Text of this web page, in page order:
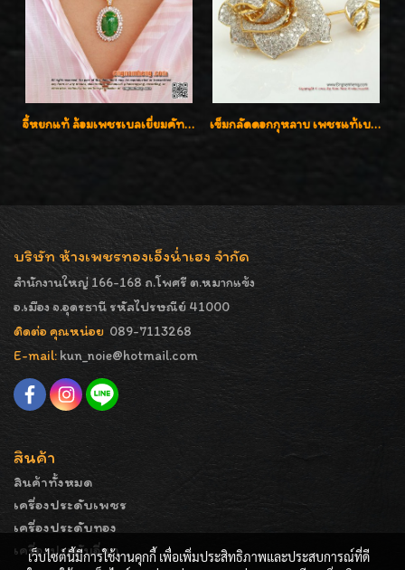
จี้หยกแท้ ล้อมเพชรเบลเยี่ยมคัท ราคาพิเศษไม่แพงค่ะ เข็มกลัดดอกกุหลาบ เพชรแท้เบลเยี่ยมคัต งานปราณีตค่ะ
บริษัท ห้างเพชรทองเอ็งน่ำเฮง จำกัด
สำนักงานใหญ่ 166-168 ถ.โพศรี ต.หมากแข้ง
อ.เมือง จ.อุดรธานี รหัสไปรษณีย์ 41000
ติดต่อ คุณหน่อย 089-7113268
E-mail: kun_noie@hotmail.com
สินค้า
สินค้าทั้งหมด
เครื่องประดับเพชร
เครื่องประดับทอง
เครื่องประดับอื่นๆ
เว็บไซต์นี้มีการใช้งานคุกกี้ เพื่อเพิ่มประสิทธิภาพและประสบการณ์ที่ดี